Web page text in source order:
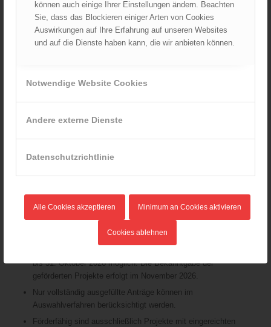
können auch einige Ihrer Einstellungen ändern. Beachten
Sie, dass das Blockieren einiger Arten von Cookies
Auswirkungen auf Ihre Erfahrung auf unseren Websites
und auf die Dienste haben kann, die wir anbieten können.
Notwendige Website Cookies
Andere externe Dienste
Datenschutzrichtlinie
Alle Cookies akzeptieren Minimum an Cookies aktivieren
Cookies ablehnen
Förderzusage und Spendenscheck noch vor Weihnachten
steckt
Förderkriterien und Projektvoraussetzungen
bis 31. Oktober 2026 möglich. Die Bekanntgabe der
geförderten Projekte erfolgt im November 2026.
Nur vollständig ausgefüllte Anträge können im
Auswahlverfahren berücksichtigt werden.
Förderfähig sind ausschließlich Projekte mit eingereichten